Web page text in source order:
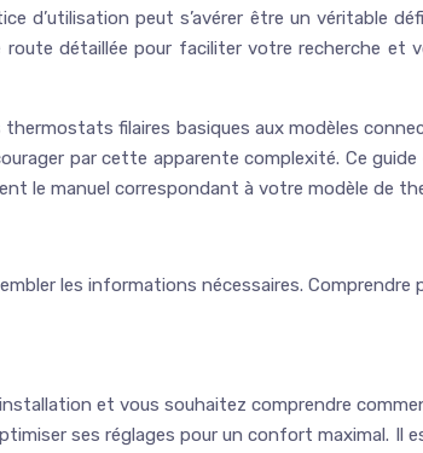
d’utilisation peut s’avérer être un véritable
détaillée pour faciliter votre recherche et
filaires basiques aux modèles
par cette apparente complexité. Ce
le manuel correspondant à votre modèle de
les informations nécessaires. Comprendre
et vous souhaitez comprendre
ses réglages pour un confort maximal. Il